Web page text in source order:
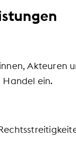
Akteuren
Handel ein.